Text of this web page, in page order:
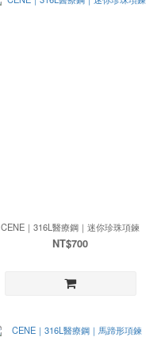
CENE｜316L醫療鋼｜迷你珍珠項鍊
NT$700